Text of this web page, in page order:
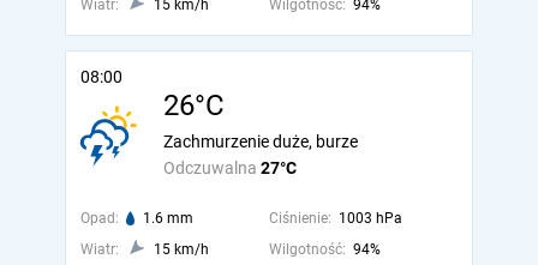
Wiatr: 15 km/h Wilgotność: 94%
08:00
26°C
Odczuwalna 27°C
Zachmurzenie duże, burze
Opad: 1.6 mm Ciśnienie: 1003 hPa
Wiatr:
15 km/h Wilgotność: 94%